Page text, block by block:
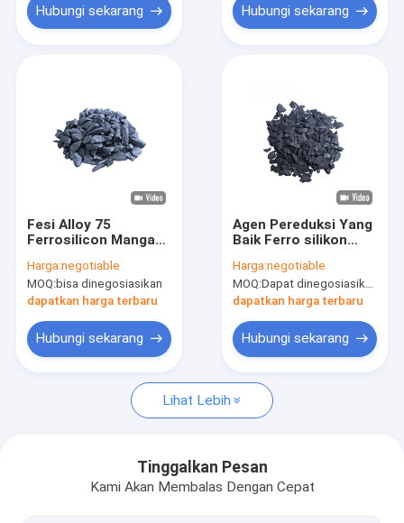
Tampilan VR
Tentang kami
Hubungi kami
Berita
Bubuk Silikon Ferro
Hubungi sekarang Hubungi sekarang
Fesi Alloy 75
Ferrosilicon Mangan
Pembuatan Baja
Granul
Harga:negotiable
MOQ:bisa dinegosiasikan
dapatkan harga terbaru
Hubungi sekarang
Agen Pereduksi Yang
Baik Ferro silikon
Kemurnian Tinggi
Dengan Al C S P
Rendah
Harga:negotiable
MOQ:Dapat dinegosiasikan
dapatkan harga terbaru
Hubungi sekarang
Lihat Lebih
Tinggalkan Pesan
Kami Akan Membalas Dengan Cepat